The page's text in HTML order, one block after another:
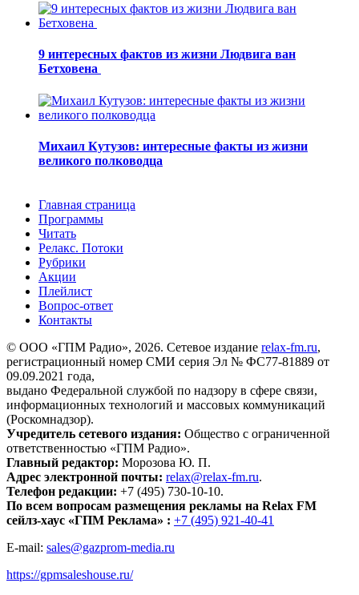
9 интересных фактов из жизни Людвига ван
Бетховена
Михаил Кутузов: интересные факты из жизни
великого полководца
Главная страница
Программы
Читать
Релакс. Потоки
Рубрики
Акции
Плейлист
Вопрос-ответ
Контакты
© ООО «ГПМ Радио», 2026. Сетевое издание relax-fm.ru,
регистрационный номер СМИ серия Эл № ФС77-81889 от
09.09.2021 года,
выдано Федеральной службой по надзору в сфере связи,
информационных технологий и массовых коммуникаций
(Роскомнадзор).
Учредитель сетевого издания: Общество с ограниченной
ответственностью «ГПМ Радио».
Главный редактор: Морозова Ю. П.
Адрес электронной почты: relax@relax-fm.ru.
Телефон редакции: +7 (495) 730-10-10.
По всем вопросам размещения рекламы на Relax FM
сейлз-хаус «ГПМ Реклама» : +7 (495) 921-40-41
E-mail: sales@gazprom-media.ru
https://gpmsaleshouse.ru/